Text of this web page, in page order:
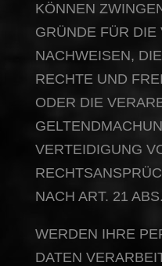
KÖNNEN
GRÜNDE FÜR DIE
NACHWEISEN,
RECHTE UND
ODER DIE
VERTEIDIGUNG
NACH ART. 21
WERDEN IHRE
DATEN